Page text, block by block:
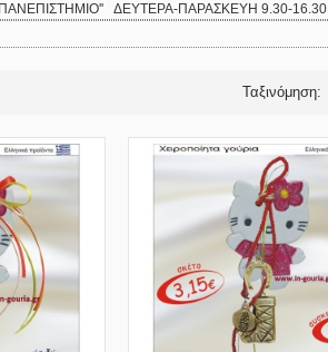
ΔΕΥΤΕΡΑ-ΠΑΡΑΣΚΕΥΗ 9.30-16.30
Ταξινόμηση: